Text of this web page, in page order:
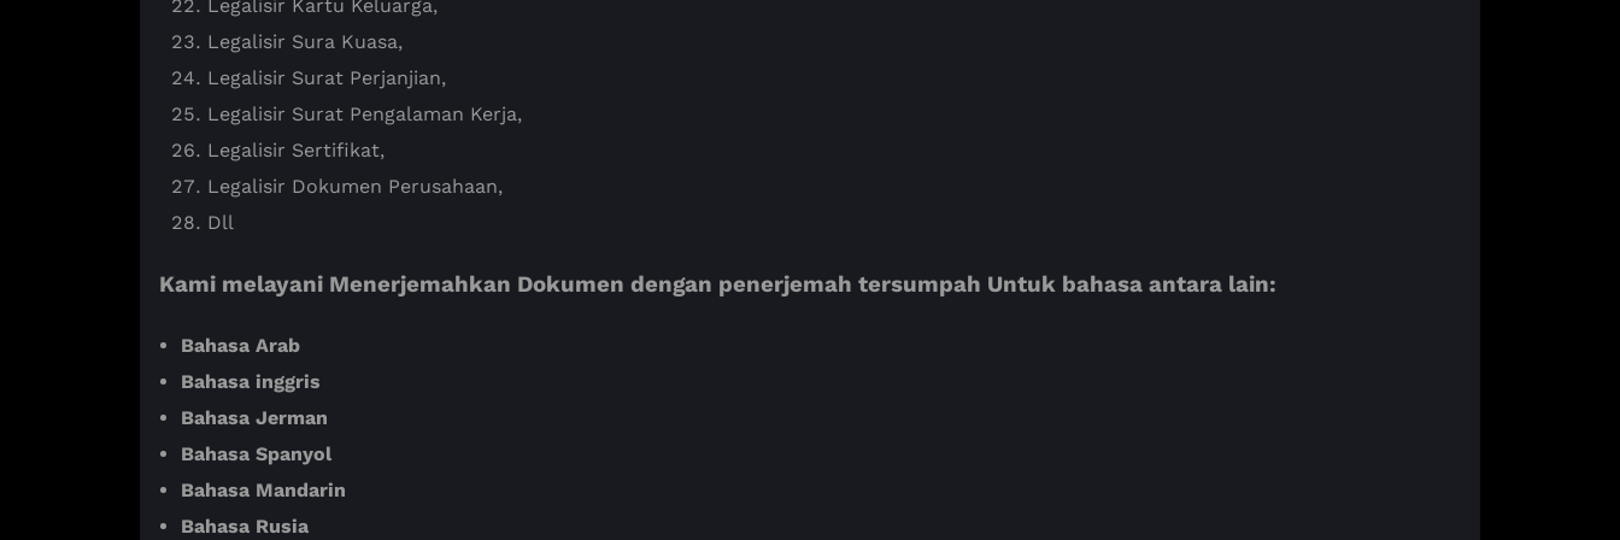
Legalisir Kartu Keluarga,
Legalisir Sura Kuasa,
Legalisir Surat Perjanjian,
Legalisir Surat Pengalaman Kerja,
Legalisir Sertifikat,
Legalisir Dokumen Perusahaan,
Dll
Kami melayani Menerjemahkan Dokumen dengan penerjemah tersumpah Untuk bahasa antara lain:
Bahasa Arab
Bahasa inggris
Bahasa Jerman
Bahasa Spanyol
Bahasa Mandarin
Bahasa Rusia